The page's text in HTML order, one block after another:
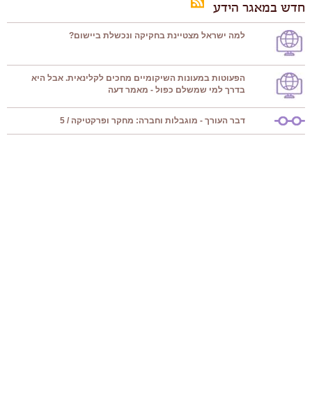
חדש במאגר הידע
למה ישראל מצטיינת בחקיקה ונכשלת ביישום?
הפעוטות במעונות השיקומיים מחכים לקלינאית. אבל היא
בדרך למי שמשלם כפול - מאמר דעה
דבר העורך - מוגבלות וחברה: מחקר ופרקטיקה / 5